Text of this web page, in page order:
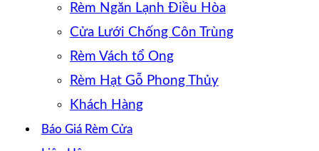
Rèm Ngăn Lạnh Điều Hòa
Cửa Lưới Chống Côn Trùng
Rèm Vách tổ Ong
Rèm Hạt Gỗ Phong Thủy
Khách Hàng
Báo Giá Rèm Cửa